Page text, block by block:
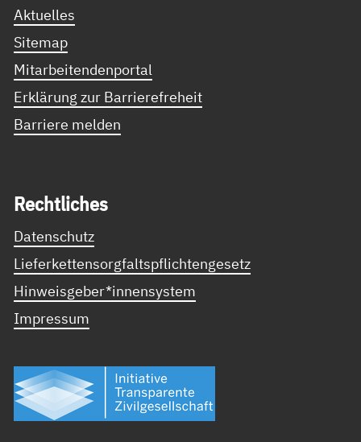
Aktuelles
Sitemap
Mitarbeitendenportal
Erklärung zur Barrierefreheit
Barriere melden
Recht­li­ches
Datenschutz
Lieferkettensorgfaltspflichtengesetz
Hinweisgeber*innensystem
Impressum